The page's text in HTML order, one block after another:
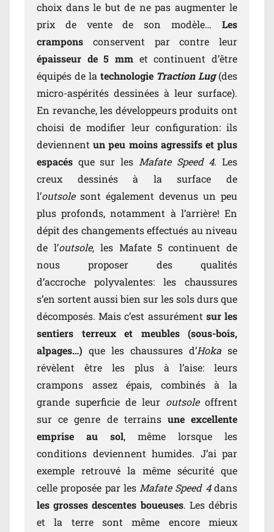
choix dans le but de ne pas augmenter le
prix de vente de son modèle… Les
crampons conservent par contre leur
épaisseur de 5 mm et continuent d’être
équipés de la technologie Traction Lug(des
micro-aspérités dessinées à leur surface).
En revanche, les développeurs produits ont
choisi de modifier leur configuration: ils
deviennentun peu moins agressifs et plus
espacés que sur les Mafate Speed 4. Les
creux dessinés à la surface de
l’outsolesont également devenus un peu
plus profonds, notamment à l’arrière! En
dépit des changements effectués au niveau
de l’outsole, les Mafate 5 continuent de
nous proposer des qualités
d’accroche polyvalentes: les chaussures
s’en sortent aussi bien sur les sols durs que
décomposés. Mais c’est assurément sur les
sentiers terreux et meubles (sous-bois,
alpages…) que les chaussures d’Hoka se
révèlent être les plus à l’aise: leurs
crampons assez épais, combinés à la
grande superficie de leur outsole offrent
sur ce genre de terrainsune excellente
emprise au sol, même lorsque les
conditions deviennent humides. J’ai par
exemple retrouvé la même sécurité que
celle proposée par les Mafate Speed 4dans
les grosses descentes boueuses. Les débris
et la terre sont même encore mieux